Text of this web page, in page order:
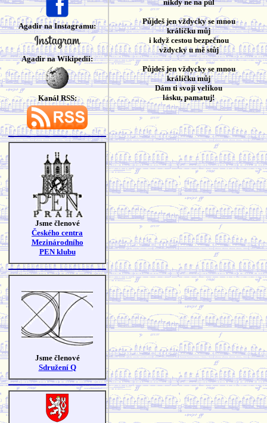
Agadir na Instagramu:
Agadir na Wikipedii:
Kanál RSS:
Jsme členové
Českého centra
Mezinárodního
PEN klubu
Jsme členové
Sdružení Q
nikdy ne na půl
Půjdeš jen vždycky se mnou
králíčku můj
i když cestou bezpečnou
vždycky u mě stůj
Půjdeš jen vždycky se mnou
králíčku můj
Dám ti svoji velikou
lásku, pamatuj!